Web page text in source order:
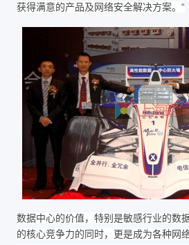
获得满意的产品及网络安全解决方案。“
数据中心的价值，特别是敏感行业的数
的核心竞争力的同时，更是成为各种网